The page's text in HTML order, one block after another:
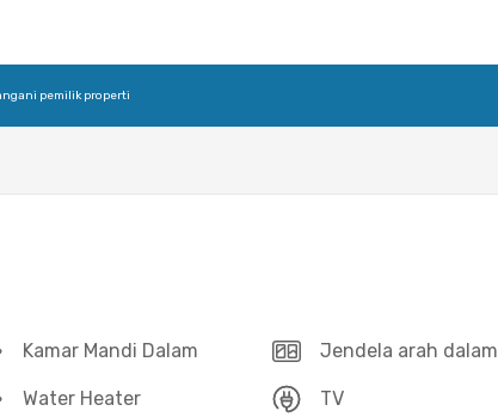
pemilik properti
Kamar Mandi Dalam Jendela arah dalam
Water Heater TV